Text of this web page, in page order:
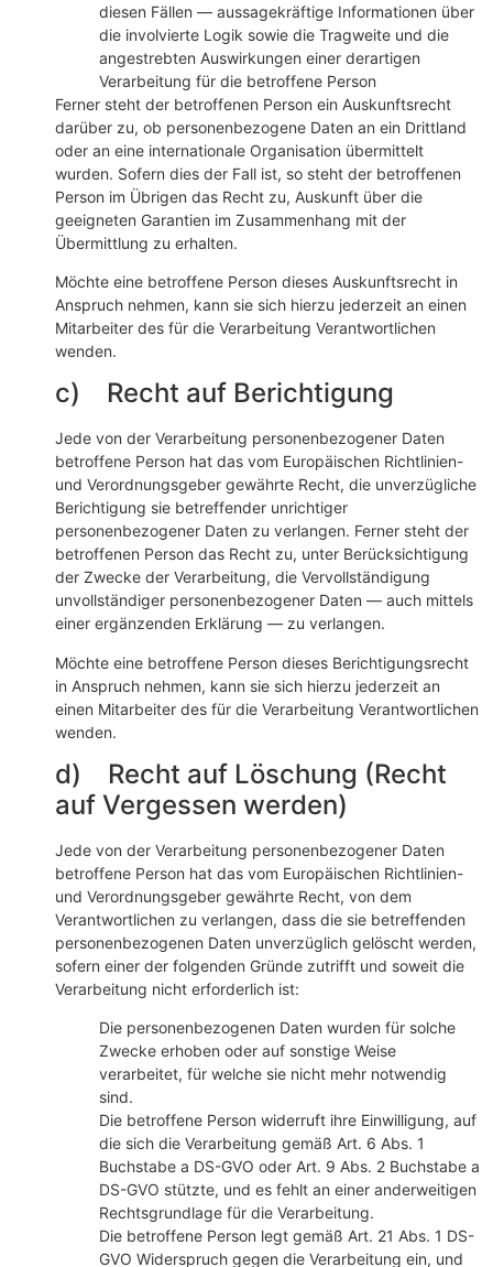
diesen Fällen — aussagekräftige Informationen über
die involvierte Logik sowie die Tragweite und die
angestrebten Auswirkungen einer derartigen
Verarbeitung für die betroffene Person
Ferner steht der betroffenen Person ein Auskunftsrecht
darüber zu, ob personenbezogene Daten an ein Drittland
oder an eine internationale Organisation übermittelt
wurden. Sofern dies der Fall ist, so steht der betroffenen
Person im Übrigen das Recht zu, Auskunft über die
geeigneten Garantien im Zusammenhang mit der
Übermittlung zu erhalten.
Möchte eine betroffene Person dieses Auskunftsrecht in
Anspruch nehmen, kann sie sich hierzu jederzeit an einen
Mitarbeiter des für die Verarbeitung Verantwortlichen
wenden.
c) Recht auf Berichtigung
Jede von der Verarbeitung personenbezogener Daten
betroffene Person hat das vom Europäischen Richtlinien-
und Verordnungsgeber gewährte Recht, die unverzügliche
Berichtigung sie betreffender unrichtiger
personenbezogener Daten zu verlangen. Ferner steht der
betroffenen Person das Recht zu, unter Berücksichtigung
der Zwecke der Verarbeitung, die Vervollständigung
unvollständiger personenbezogener Daten — auch mittels
einer ergänzenden Erklärung — zu verlangen.
Möchte eine betroffene Person dieses Berichtigungsrecht
in Anspruch nehmen, kann sie sich hierzu jederzeit an
einen Mitarbeiter des für die Verarbeitung Verantwortlichen
wenden.
d) Recht auf Löschung (Recht
auf Vergessen werden)
Jede von der Verarbeitung personenbezogener Daten
betroffene Person hat das vom Europäischen Richtlinien-
und Verordnungsgeber gewährte Recht, von dem
Verantwortlichen zu verlangen, dass die sie betreffenden
personenbezogenen Daten unverzüglich gelöscht werden,
sofern einer der folgenden Gründe zutrifft und soweit die
Verarbeitung nicht erforderlich ist:
Die personenbezogenen Daten wurden für solche
Zwecke erhoben oder auf sonstige Weise
verarbeitet, für welche sie nicht mehr notwendig
sind.
Die betroffene Person widerruft ihre Einwilligung, auf
die sich die Verarbeitung gemäß Art. 6 Abs. 1
Buchstabe a DS-GVO oder Art. 9 Abs. 2 Buchstabe a
DS-GVO stützte, und es fehlt an einer anderweitigen
Rechtsgrundlage für die Verarbeitung.
Die betroffene Person legt gemäß Art. 21 Abs. 1 DS-
GVO Widerspruch gegen die Verarbeitung ein, und